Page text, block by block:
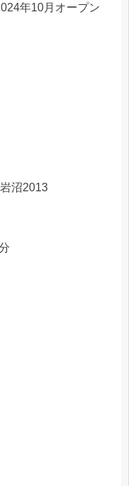
年10月オープン
沼2013